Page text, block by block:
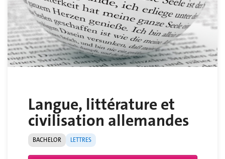
Langue, littérature et
civilisation allemandes
BACHELOR LETTRES